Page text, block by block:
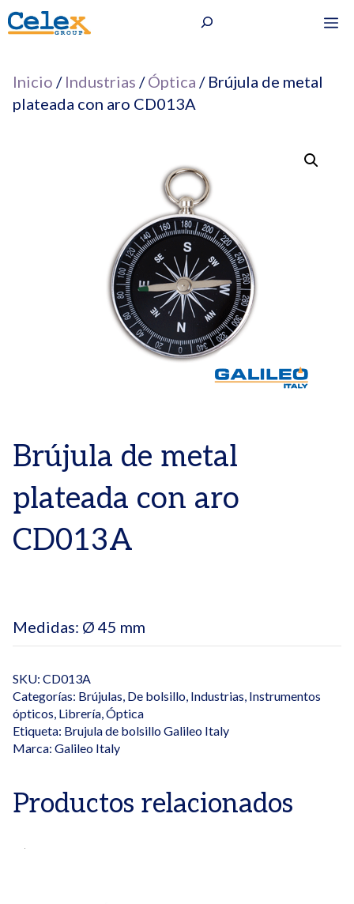
Saltar
al
Buscar
Inicio / Industrias /Óptica / Brújula de metal
plateada con aro CD013A
Brújula de metal
plateada con aro
CD013A
Medidas: Ø 45 mm
SKU: CD013A
Categorías: Brújulas, De bolsillo, Industrias, Instrumentos
ópticos, Librería,Óptica
Etiqueta: Brujula de bolsillo Galileo Italy
Marca: Galileo Italy
Productos relacionados